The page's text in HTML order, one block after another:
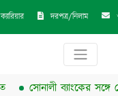
ক্যারিয়ার দরপত্র/নিলাম
সোনালী ব্যাংকের সঙ্গে